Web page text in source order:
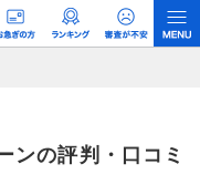
モデルです。 ただし、特定の
／ユーザーへの口コミ収集な
す。
ンの評判・口コミ